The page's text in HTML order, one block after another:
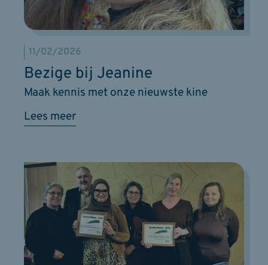
Lees meer
Maak kennis met onze nieuwste kine
Bezige bij Jeanine
11/02/2026